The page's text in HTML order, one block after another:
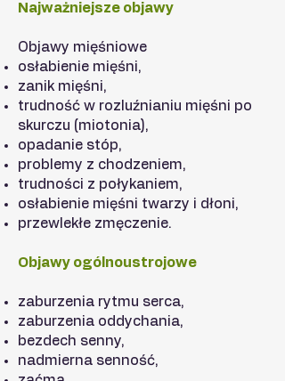
Najważniejsze objawy
Objawy mięśniowe
osłabienie mięśni,
zanik mięśni,
trudność w rozluźnianiu mięśni po
skurczu (miotonia),
opadanie stóp,
problemy z chodzeniem,
trudności z połykaniem,
osłabienie mięśni twarzy i dłoni,
przewlekłe zmęczenie.
Objawy ogólnoustrojowe
zaburzenia rytmu serca,
zaburzenia oddychania,
bezdech senny,
nadmierna senność,